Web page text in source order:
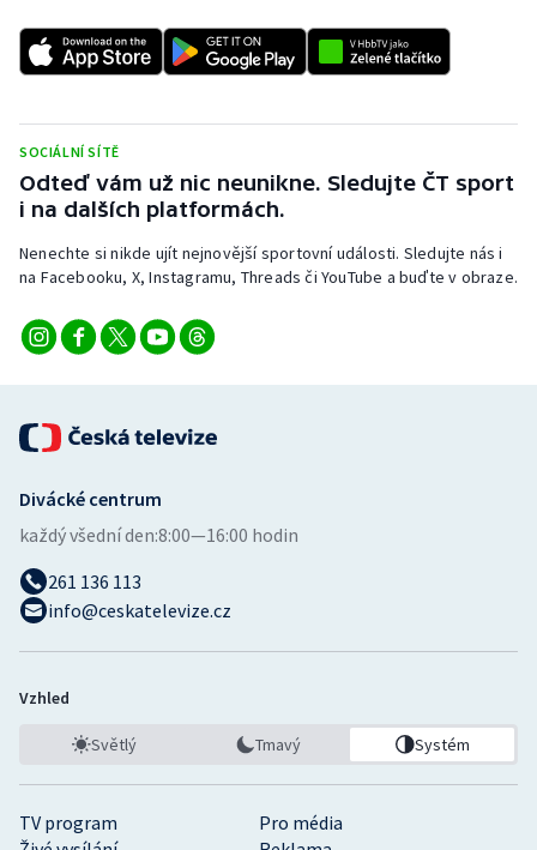
SOCIÁLNÍ SÍTĚ
Odteď vám už nic neunikne. Sledujte ČT sport
i na dalších platformách.
Nenechte si nikde ujít nejnovější sportovní události. Sledujte nás i
na Facebooku, X, Instagramu, Threads či YouTube a buďte v obraze.
TV program
Pro média
Divácké centrum
každý všední den:8:00—16:00 hodin
261 136 113
info@ceskatelevize.cz
Vzhled
Světlý Tmavý Systém